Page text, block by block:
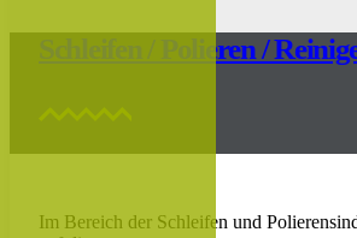
Schleifen / Polieren /
Im Bereich der Schleifen und